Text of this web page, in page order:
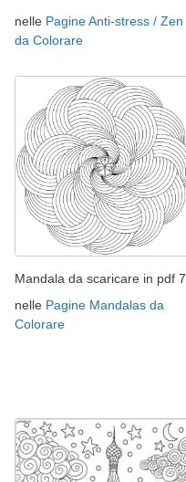
nelle Pagine Anti-stress / Zen
da Colorare
Mandala da scaricare in pdf 7
nelle Pagine Mandalas da
Colorare